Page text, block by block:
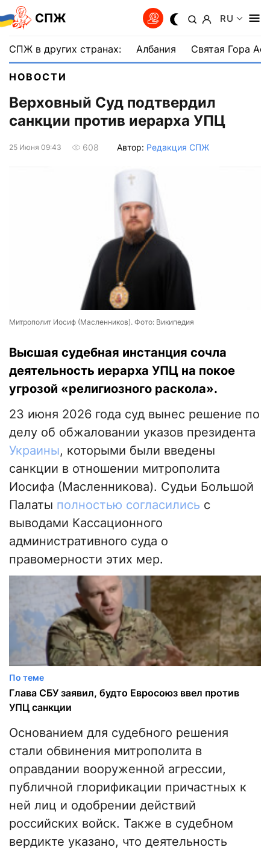
СПЖ RU
СПЖ в других странах: Албания Святая Гора
НОВОСТИ
Верховный Суд подтвердил
санкции против иерарха УПЦ
25 Июня 09:43 608 Автор: Редакция СПЖ
Митрополит Иосиф (Масленников). Фото: Википедия
Высшая судебная инстанция сочла
деятельность иерарха УПЦ на покое
угрозой «религиозного раскола».
23 июня 2026 года суд вынес решение по
делу об обжаловании указов президента
Украины, которыми были введены
санкции в отношении митрополита
Иосифа (Масленникова). Судьи Большой
Палаты полностью согласились с
выводами Кассационного
административного суда о
правомерности этих мер.
По теме
Глава СБУ заявил, будто Евросоюз ввел против
УПЦ санкции
Основанием для судебного решения
стали обвинения митрополита в
оправдании вооруженной агрессии,
публичной глорификации причастных к
ней лиц и одобрении действий
российских войск. Также в судебном
вердикте указано, что деятельность